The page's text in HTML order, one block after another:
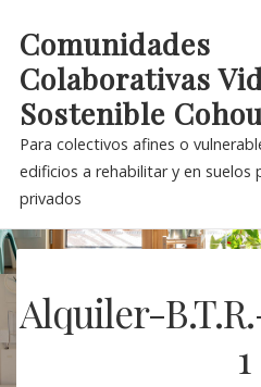
content
Comunidades
Colaborativas
Sostenible
Para colectivos afines o
edificios a rehabilitar y en suelos
privados
Alquiler-
1